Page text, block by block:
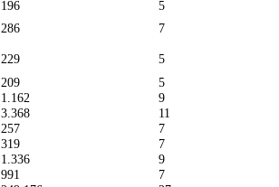
196
5
286
7
229
5
209
5
1.162
9
3.368
11
257
7
319
7
1.336
9
991
7